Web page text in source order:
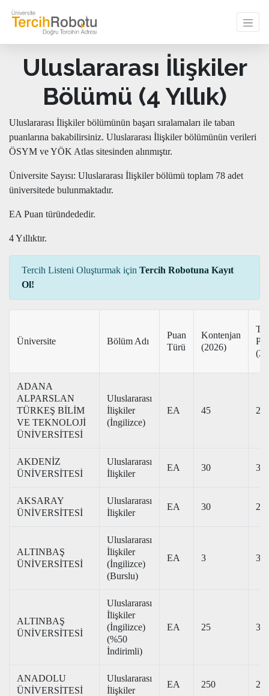
Uluslararası İlişkiler
Bölümü (4 Yıllık)
Uluslararası İlişkiler bölümünün başarı sıralamaları ile taban
puanlarına bakabilirsiniz. Uluslararası İlişkiler bölümünün verileri
ÖSYM ve YÖK Atlas sitesinden alınmıştır.
Üniversite Sayısı: Uluslararası İlişkiler bölümü toplam 78 adet
üniversitede bulunmaktadır.
EA Puan türündededir.
4 Yıllıktır.
Tercih Listeni Oluşturmak için Tercih Robotuna Kayıt
Ol!
Üniversite Bölüm Adı
Puan
Türü
Kontenjan
(2026)
ADANA
ALPARSLAN
TÜRKEŞ BİLİM
VE TEKNOLOJİ
ÜNİVERSİTESİ
Uluslararası
İlişkiler
(İngilizce)
EA 45
AKDENİZ
ÜNİVERSİTESİ
Uluslararası
İlişkiler
EA 30
AKSARAY
ÜNİVERSİTESİ
Uluslararası
İlişkiler
EA 30
ALTINBAŞ
ÜNİVERSİTESİ
Uluslararası
İlişkiler
(İngilizce)
(Burslu)
EA 3
ALTINBAŞ
ÜNİVERSİTESİ
Uluslararası
İlişkiler
(İngilizce)
(%50
İndirimli)
EA 25
ANADOLU
ÜNİVERSİTESİ
Uluslararası
İlişkiler
EA 250